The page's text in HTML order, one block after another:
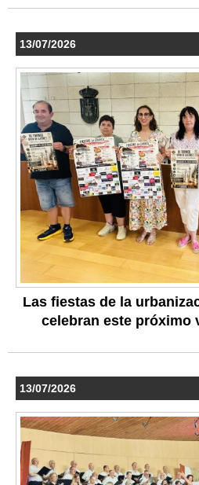
13/07/2026
Las fiestas de la
celebran este próximo
13/07/2026